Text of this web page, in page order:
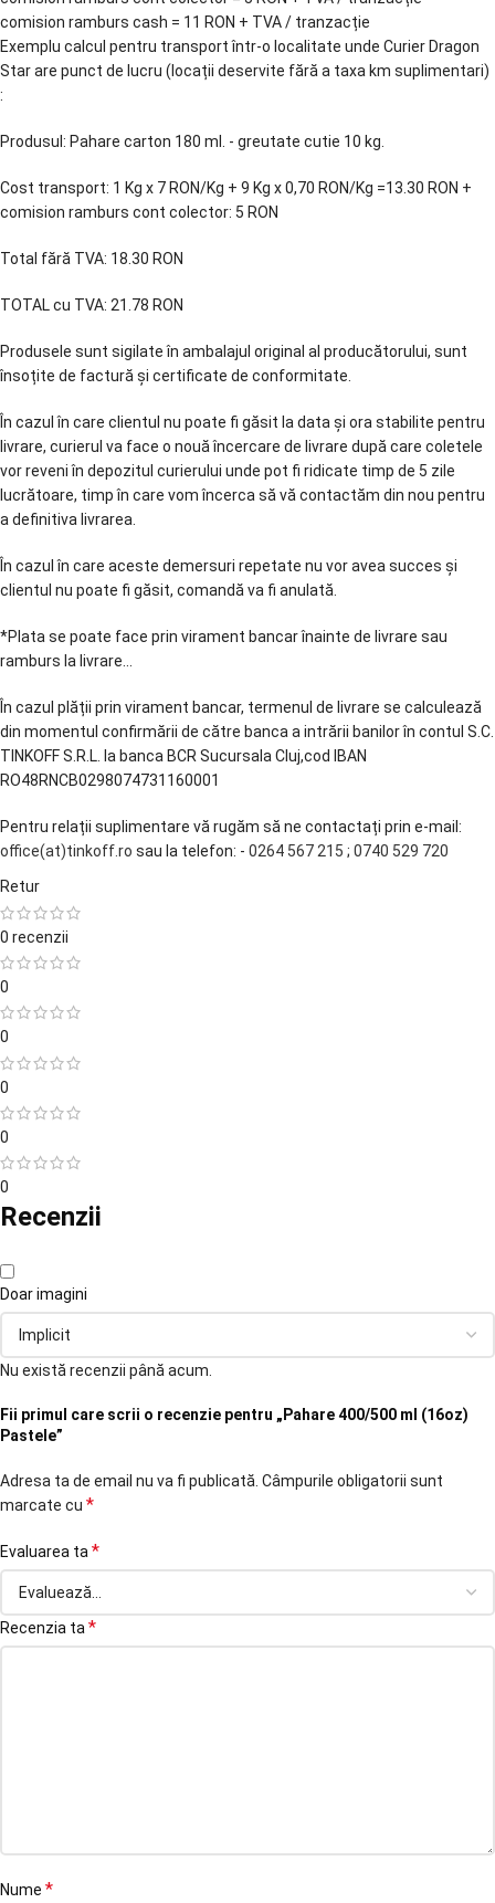
comision ramburs cash = 11 RON + TVA / tranzacție
Exemplu calcul pentru transport într-o localitate unde Curier Dragon
Star are punct de lucru (locații deservite fără a taxa km suplimentari)
:
Produsul: Pahare carton 180 ml. - greutate cutie 10 kg.
Cost transport: 1 Kg x 7 RON/Kg + 9 Kg x 0,70 RON/Kg =13.30 RON +
comision ramburs cont colector: 5 RON
Total fără TVA: 18.30 RON
TOTAL cu TVA: 21.78 RON
Produsele sunt sigilate în ambalajul original al producătorului, sunt
însoțite de factură și certificate de conformitate.
În cazul în care clientul nu poate fi găsit la data și ora stabilite pentru
livrare, curierul va face o nouă încercare de livrare după care coletele
vor reveni în depozitul curierului unde pot fi ridicate timp de 5 zile
lucrătoare, timp în care vom încerca să vă contactăm din nou pentru
a definitiva livrarea.
În cazul în care aceste demersuri repetate nu vor avea succes și
clientul nu poate fi găsit, comandă va fi anulată.
*Plata se poate face prin virament bancar înainte de livrare sau
ramburs la livrare...
În cazul plății prin virament bancar, termenul de livrare se calculează
din momentul confirmării de către banca a intrării banilor în contul S.C.
TINKOFF S.R.L. la banca BCR Sucursala Cluj,cod IBAN
RO48RNCB0298074731160001
Pentru relații suplimentare vă rugăm să ne contactați prin e-mail:
office(at)tinkoff.ro sau la telefon: - 0264 567 215 ; 0740 529 720
Retur
0 recenzii
0
0
0
0
0
Recenzii
Doar imagini
Nu există recenzii până acum.
Fii primul care scrii o recenzie pentru „Pahare 400/500 ml (16oz)
Pastele”
Adresa ta de email nu va fi publicată. Câmpurile obligatorii sunt
marcate cu *
Evaluarea ta*
Recenzia ta*
Nume *